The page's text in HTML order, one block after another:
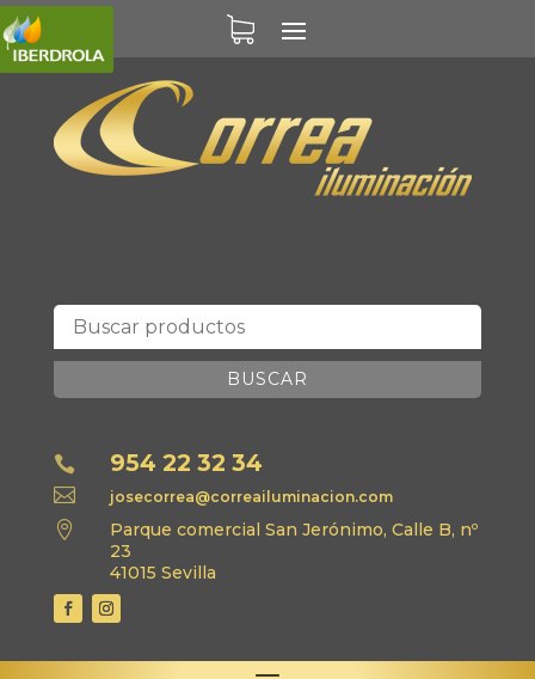
BUSCAR
 954 22 32 34
 josecorrea@correailuminacion.com

Parque comercial San Jerónimo, Calle B, nº
23
41015 Sevilla